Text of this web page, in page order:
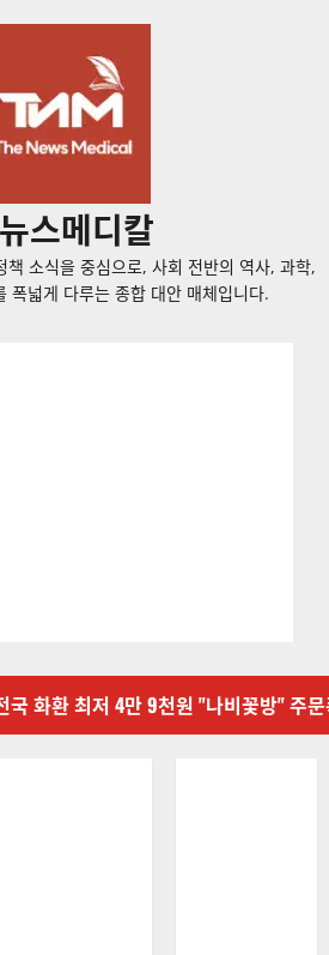
스메디칼
책 소식을 중심으로, 사회 전반의 역사, 과학,
폭넓게 다루는 종합 대안 매체입니다.
국 화환 최저 4만 9천원 "나비꽃방" 주